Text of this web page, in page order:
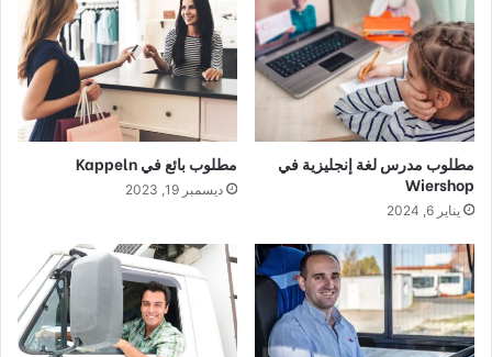
مطلوب مدرس لغة إنجليزية في
Wiershop
يناير 6, 2024
مطلوب بائع في Kappeln
ديسمبر 19, 2023